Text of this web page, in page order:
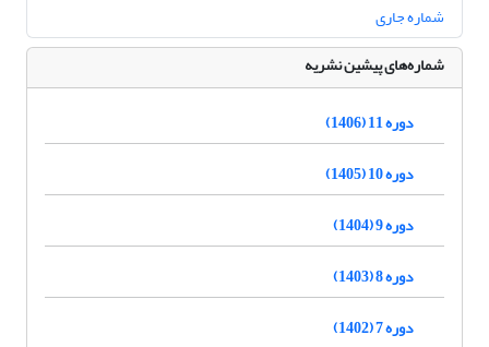
شماره جاری
شماره‌های پیشین نشریه
دوره 11 (1406)
دوره 10 (1405)
دوره 9 (1404)
دوره 8 (1403)
دوره 7 (1402)